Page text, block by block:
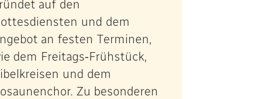
auf den
und dem
an festen Terminen,
dem Freitags-Frühstück,
und dem
Zu besonderen